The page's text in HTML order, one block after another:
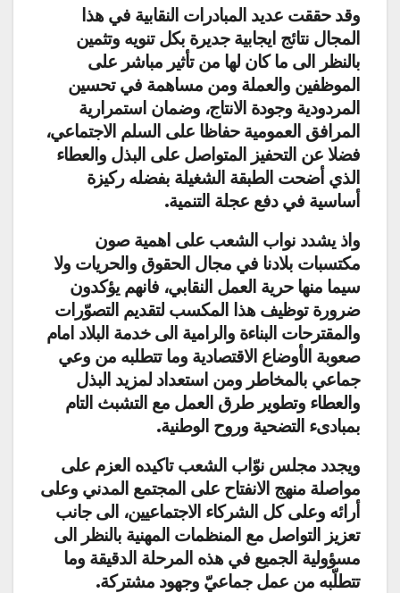
وقد حققت عديد المبادرات النقابية في هذا
المجال نتائج ايجابية جديرة بكل تنويه وتثمين
بالنظر الى ما كان لها من تأثير مباشر على
الموظفين والعملة ومن مساهمة في تحسين
المردودية وجودة الانتاج، وضمان استمرارية
المرافق العمومية حفاظا على السلم الاجتماعي،
فضلا عن التحفيز المتواصل على البذل والعطاء
الذي أضحت الطبقة الشغيلة بفضله ركيزة
أساسية في دفع عجلة التنمية.
واذ يشدد نواب الشعب على اهمية صون
مكتسبات بلادنا في مجال الحقوق والحريات ولا
سيما منها حرية العمل النقابي، فانهم يؤكدون
ضرورة توظيف هذا المكسب لتقديم التصوّرات
والمقترحات البناءة والرامية الى خدمة البلاد امام
صعوبة الأوضاع الاقتصادية وما تتطلبه من وعي
جماعي بالمخاطر ومن استعداد لمزيد البذل
والعطاء وتطوير طرق العمل مع التشبث التام
بمبادىء التضحية وروح الوطنية.
ويجدد مجلس نوّاب الشعب تاكيده العزم على
مواصلة منهج الانفتاح على المجتمع المدني وعلى
أرائه وعلى كل الشركاء الاجتماعيين، الى جانب
تعزيز التواصل مع المنظمات المهنية بالنظر الى
مسؤولية الجميع في هذه المرحلة الدقيقة وما
تتطلّبه من عمل جماعيّ وجهود مشتركة.